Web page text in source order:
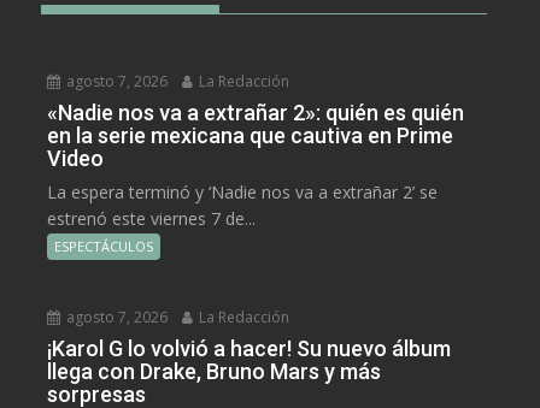
agosto 7, 2026 La Redacción
«Nadie nos va a extrañar 2»: quién es quién
en la serie mexicana que cautiva en Prime
Video
La espera terminó y ‘Nadie nos va a extrañar 2’ se
estrenó este viernes 7 de...
ESPECTÁCULOS
agosto 7, 2026 La Redacción
¡Karol G lo volvió a hacer! Su nuevo álbum
llega con Drake, Bruno Mars y más
sorpresas